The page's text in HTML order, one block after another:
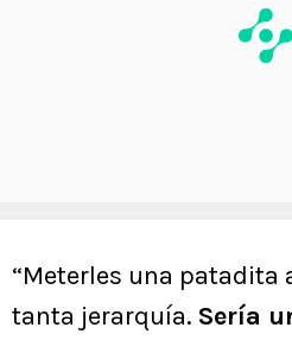
“Meterles una patadita
tanta jerarquía. Sería